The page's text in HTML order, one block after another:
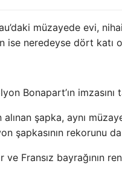
müzayede evi,
ise neredeyse dört katı
Bonapart’ın
şapka, aynı
şapkasının rekorunu da
Fransız bayrağının